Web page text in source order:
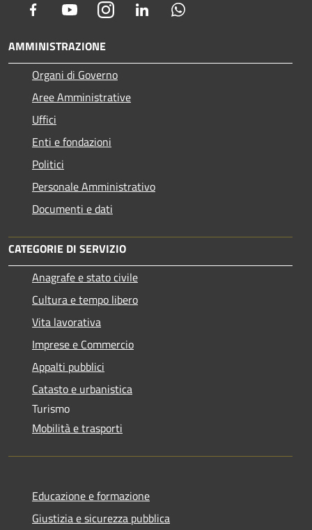
Facebook YoutubeInstagram LinkedIn
AMMINISTRAZIONE
Organi di Governo
Aree Amministrative
Uffici
Enti e fondazioni
Politici
Personale Amministrativo
Documenti e dati
CATEGORIE DI SERVIZIO
Anagrafe e stato civile
Cultura e tempo libero
Vita lavorativa
Imprese e Commercio
Appalti pubblici
Catasto e urbanistica
Turismo
Mobilità e trasporti
Educazione e formazione
Giustizia e sicurezza pubblica